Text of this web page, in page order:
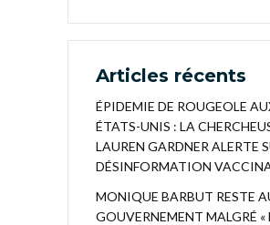
Articles récents
ÉPIDEMIE DE ROUGEOLE
ÉTATS-UNIS : LA
LAUREN GARDNER ALERTE
DÉSINFORMATION
MONIQUE BARBUT RESTE
GOUVERNEMENT MALGRÉ «